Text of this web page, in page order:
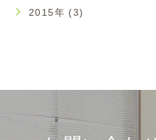
2015年 (3)